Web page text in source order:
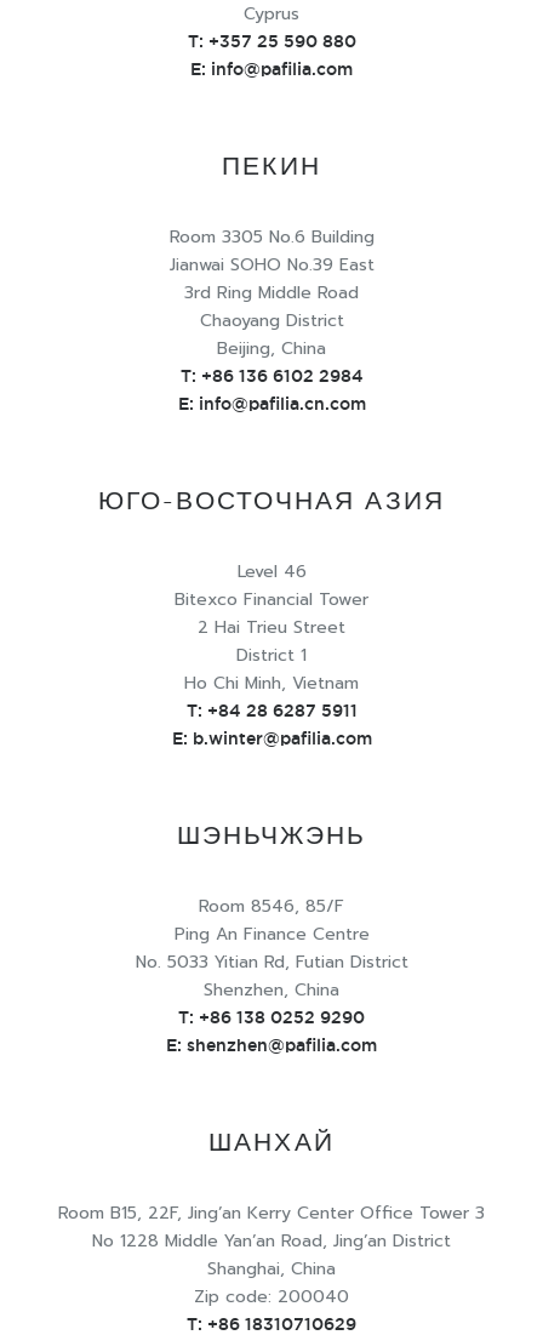
Cyprus
T: +357 25 590 880
E: info@pafilia.com
ПЕКИН
Room 3305 No.6 Building
Jianwai SOHO No.39 East
3rd Ring Middle Road
Chaoyang District
Beijing, China
T: +86 136 6102 2984
E: info@pafilia.cn.com
ЮГО-ВОСТОЧНАЯ АЗИЯ
Level 46
Bitexco Financial Tower
2 Hai Trieu Street
District 1
Ho Chi Minh, Vietnam
T: +84 28 6287 5911
E: b.winter@pafilia.com
ШЭНЬЧЖЭНЬ
Room 8546, 85/F
Ping An Finance Centre
No. 5033 Yitian Rd, Futian District
Shenzhen, China
T: +86 138 0252 9290
E: shenzhen@pafilia.com
ШАНХАЙ
Room B15, 22F, Jing’an Kerry Center Office Tower 3
No 1228 Middle Yan’an Road, Jing’an District
Shanghai, China
Zip code: 200040
T: +86 18310710629